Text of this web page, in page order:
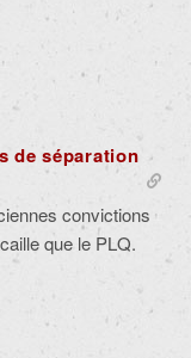
de séparation
convictions
que le PLQ.